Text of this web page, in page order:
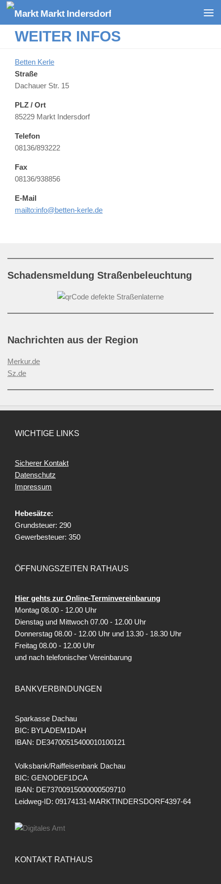
Zum Inhalt springen
WEITER INFOS
Betten Kerle
Straße
Dachauer Str. 15
PLZ / Ort
85229 Markt Indersdorf
Telefon
08136/893222
Fax
08136/938856
E-Mail
mailto:info@betten-kerle.de
Schadensmeldung Straßenbeleuchtung
Nachrichten aus der Region
Merkur.de
Sz.de
WICHTIGE LINKS
Sicherer Kontakt
Datenschutz
Impressum
Hebesätze:
Grundsteuer: 290
Gewerbesteuer: 350
ÖFFNUNGSZEITEN RATHAUS
Hier gehts zur Online-Terminvereinbarung
Montag 08.00 - 12.00 Uhr
Dienstag und Mittwoch 07.00 - 12.00 Uhr
Donnerstag 08.00 - 12.00 Uhr und 13.30 - 18.30 Uhr
Freitag 08.00 - 12.00 Uhr
und nach telefonischer Vereinbarung
BANKVERBINDUNGEN
Sparkasse Dachau
BIC: BYLADEM1DAH
IBAN: DE34700515400010100121
Volksbank/Raiffeisenbank Dachau
BIC: GENODEF1DCA
IBAN: DE73700915000000509710
Leidweg-ID: 09174131-MARKTINDERSDORF4397-64
KONTAKT RATHAUS